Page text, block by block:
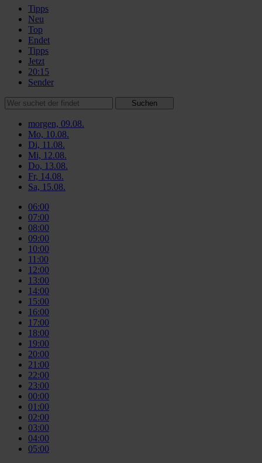
Tipps
Neu
Top
Endet
Tipps
Jetzt
20:15
Sender
Suchen
morgen, 09.08.
Mo, 10.08.
Di, 11.08.
Mi, 12.08.
Do, 13.08.
Fr, 14.08.
Sa, 15.08.
06:00
07:00
08:00
09:00
10:00
11:00
12:00
13:00
14:00
15:00
16:00
17:00
18:00
19:00
20:00
21:00
22:00
23:00
00:00
01:00
02:00
03:00
04:00
05:00